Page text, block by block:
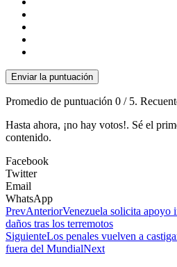
Enviar la puntuación
Promedio de puntuación 0 / 5.
Hasta ahora, ¡no hay votos!. Sé el
contenido.
Facebook
Twitter
Email
WhatsApp
PrevAnteriorVenezuela solicita apoyo
daños tras los terremotos
SiguienteLos penales vuelven a
fuera del MundialNext